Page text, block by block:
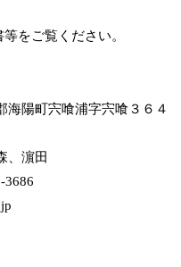
をご覧ください。
陽町宍喰浦字宍喰３６４
、濵田